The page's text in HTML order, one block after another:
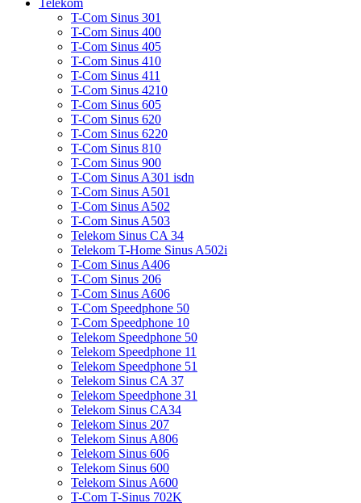
Telekom
T-Com Sinus 301
T-Com Sinus 400
T-Com Sinus 405
T-Com Sinus 410
T-Com Sinus 411
T-Com Sinus 4210
T-Com Sinus 605
T-Com Sinus 620
T-Com Sinus 6220
T-Com Sinus 810
T-Com Sinus 900
T-Com Sinus A301 isdn
T-Com Sinus A501
T-Com Sinus A502
T-Com Sinus A503
Telekom Sinus CA 34
Telekom T-Home Sinus A502i
T-Com Sinus A406
T-Com Sinus 206
T-Com Sinus A606
T-Com Speedphone 50
T-Com Speedphone 10
Telekom Speedphone 50
Telekom Speedphone 11
Telekom Speedphone 51
Telekom Sinus CA 37
Telekom Speedphone 31
Telekom Sinus CA34
Telekom Sinus 207
Telekom Sinus A806
Telekom Sinus 606
Telekom Sinus 600
Telekom Sinus A600
T-Com T-Sinus 702K